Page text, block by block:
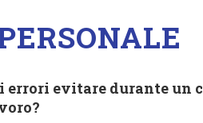
errori evitare durante un